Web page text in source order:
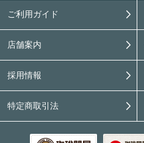
ご利用ガイド
店舗案内
採用情報
特定商取引法